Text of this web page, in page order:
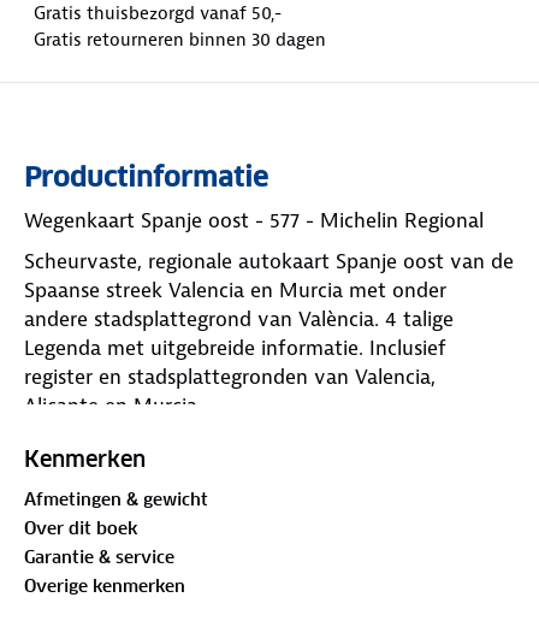
Gratis thuisbezorgd vanaf 50,-
Gratis retourneren binnen 30 dagen
Productinformatie
Wegenkaart Spanje oost - 577 - Michelin Regional
Scheurvaste, regionale autokaart Spanje oost van de
Spaanse streek Valencia en Murcia met onder
andere stadsplattegrond van València. 4 talige
Legenda met uitgebreide informatie. Inclusief
register en stadsplattegronden van Valencia,
Alicante en Murcia.
De Michelin kaart is actueel, gedetailleerd,
nauwkeurig, praktisch en internationaal. De
regionale Michelinkaart biedt u: pittoreske routes,
een plaatsnamenregister, tabellen met afstanden en
reistijden, stadsplattegronden van de belangrijkste
Kenmerken
Afmetingen & gewicht
Over dit boek
Garantie & service
Overige kenmerken